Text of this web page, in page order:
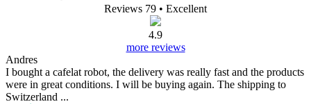
Uw naam:
verplicht. Het wordt alleen gebruikt om een antwoord te versturen en wordt niet
gepubliceerd.